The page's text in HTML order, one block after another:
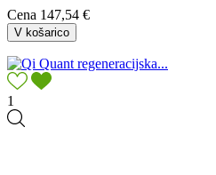
Cena 147,54 €
V košarico
1